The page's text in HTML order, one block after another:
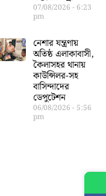
07/08/2026 6:23
pm
নেশার যন্ত্রণায়
অতিষ্ঠ এলাকাবাসী,
কৈলাসহর থানায়
কাউন্সিলর-সহ
বাসিন্দাদের
ডেপুটেশন
06/08/2026 5:56
pm